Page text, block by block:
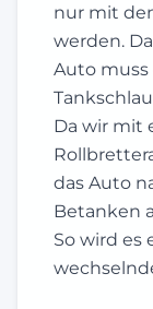
nur mit
werden.
Auto muss
Da wir mit
das Auto
Betanken
So wird es